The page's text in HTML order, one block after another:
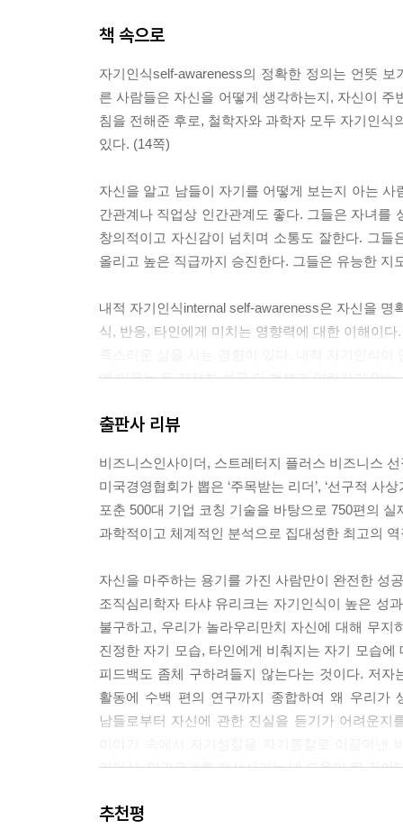
책 속으로
자기인식self-awareness의 정확한 정의는 언뜻
른 사람들은 자신을 어떻게 생각하는지, 자신이 주
침을 전해준 후로, 철학자와 과학자 모두 자기인
있다. (14쪽)
자신을 알고 남들이 자기를 어떻게 보는지 아는
간관계나 직업상 인간관계도 좋다. 그들은 자녀를
창의적이고 자신감이 넘치며 소통도 잘한다. 그
올리고 높은 직급까지 승진한다. 그들은 유능한
내적 자기인식internal self-awareness은 자신을
식, 반응, 타인에게 미치는 영향력에 대한 이해이
에 머무는 등 진정한 성공 및 행복과 양립하지 않
외적 자기인식external self-awareness은 밖에서
적 자기 인식이 부족한 사람은 그들이 남들에게
(21쪽)
자기인식이 여행길이라면 통찰insight은 여행 도
나는 자기에 대한 무지self-blindness에서 자기통
든 사람을 위해서 이 책을 썼다. 내 목표는 여러분
문을 열 도구를 선사하고, 점점 자기인식이 저하
자기인식은 당신 자신과 타인에게 보이는 당신의
인기에 들어서 자기인식이 극적으로 향상된 우리
출판사 리뷰
비즈니스인사이더, 스트레터지 플러스 비즈니스 선
미국경영협회가 뽑은 ‘주목받는 리더’, ‘선구적 사상
포춘 500대 기업 코칭 기술을 바탕으로 750편의 실
과학적이고 체계적인 분석으로 집대성한 최고의 역
자신을 마주하는 용기를 가진 사람만이 완전한 성
조직심리학자 타샤 유리크는 자기인식이 높은 성
불구하고, 우리가 놀라우리만치 자신에 대해 무
진정한 자기 모습, 타인에게 비춰지는 자기 모습
피드백도 좀체 구하려들지 않는다는 것이다. 저
활동에 수백 편의 연구까지 종합하여 왜 우리가
남들로부터 자신에 관한 진실을 듣기가 어려운
리더십, 인간관계를 개선시키는 데 도움이 될 것이
세상에는 두 종류의 사람이 있다. 자신을 잘 안다
추천평